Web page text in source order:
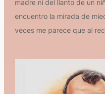
madre ni del llanto de un
encuentro la mirada de
veces me parece que al